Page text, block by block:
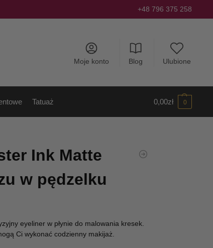
+48 796 375 258
Moje konto Blog Ulubione
Tatuaż 0,00zł 0
Ink Matte
w pędzelku
eyeliner w płynie do malowania kresek.
Ci wykonać codzienny makijaż.